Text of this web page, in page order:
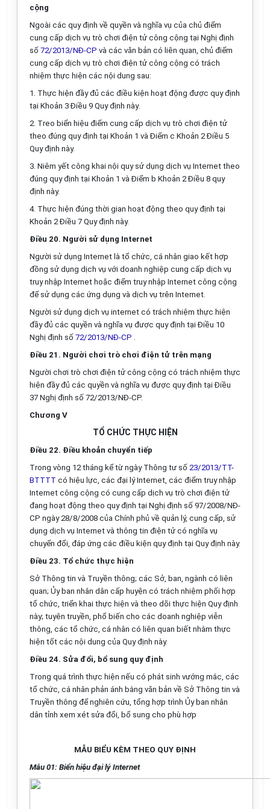
cộng
Ngoài các quy định về quyền và nghĩa vụ của chủ điểm
cung cấp dịch vụ trò chơi điện tử công cộng tại Nghị định
số 72/2013/NĐ-CP và các văn bản có liên quan, chủ điểm
cung cấp dịch vụ trò chơi điện tử công cộng có trách
nhiệm thực hiện các nội dung sau:
1. Thực hiện đầyđủ các điều kiện hoạt động được quy định
tại Khoản 3 Điều 9 Quy định này.
2. Treo biển hiệu điểm cung cấp dịch vụ trò chơi điện tử
theo đúng quy định tại Khoản 1 và Điểm c Khoản 2 Điều 5
Quy định này.
3. Niêm yết công khai nội quy sử dụng dịch vụ Internet theo
đúng quy định tại Khoản 1 vàĐiểm b Khoản 2 Điều 8 quy
định này.
4. Thực hiện đúng thời gian hoạt động theo quy định tại
Khoản 2 Điều 7 Quy định này.
Điều 20. Người sử dụng Internet
Người sử dụng Internet là tổ chức, cá nhân giao kết hợp
đồng sử dụng dịch vụ với doanh nghiệp cung cấp dịch vụ
truy nhập Internet hoặc điểm truy nhập Internet công cộng
để sử dụng các ứng dụng và dịch vụ trên Internet.
Người sử dụng dịch vụ internet có trách nhiệm thực hiện
đầy đủ các quyền và nghĩa vụ được quy định tại Điều 10
Nghị định số 72/2013/NĐ-CP .
Điều 21. Người chơi trò chơi điện tử trên mạng
Người chơi trò chơi điện tử công cộng có trách nhiệm thực
hiện đầy đủ các quyền và nghĩa vụ được quy định tại Điều
37 Nghị định số 72/201 3/NĐ-CP.
Chương V
TỔ CHỨC THỰC HIỆN
Điều 22. Điều khoản chuyển tiếp
Trong vòng 12 tháng kể từ ngày Thông tư số 23/2013/TT-
BTTTT có hiệu lực, các đại lý Internet, các điểm truy nhập
Internet công cộng có cung cấp dịch vụ trò chơi điện tử
đang hoạt động theo quy định tại Nghị định số 97/2008/NĐ-
CP ngày 28/8/2008 của Chính phủ về quản lý, cung cấp, sử
dụng dịch vụ Internet và thông tin điện tử có nghĩa vụ
chuyển đổi, đáp ứng các điều kiện quy định tại Quy định này.
Điều 23. Tổ chức thực hiện
Sở Thông tin và Truyền thông; các Sở, ban, ngành có liên
quan; Ủy ban nhân dân cấp huyện có trách nhiệm phối hợp
tổ chức, triển khai thực hiện và theo dõi thực hiện Quy định
này; tuyên truyền, phổ biến cho các doanh nghiệp viễn
thông, các tổ chức, cá nhân có liên quan biết nhằm thực
hiện tốt các nội dung của Quy định này.
Điều 24. Sửa đổi, bổ sung quy định
Trong quá trình thực hiện nếu có phát sinh vướng mắc, các
tổ chức, cá nhân phản ánh bằng văn bản về Sở Thông tin và
Truyền thông để nghiên cứu, tổng hợp trình Ủy ban nhân
dân tỉnh xem xét sửa đổi, bổ sung cho phù hợp
MẪU BIỂU KÈM THEO QUY ĐỊNH
Mẫu 01: Biển hiệu đại lý Internet